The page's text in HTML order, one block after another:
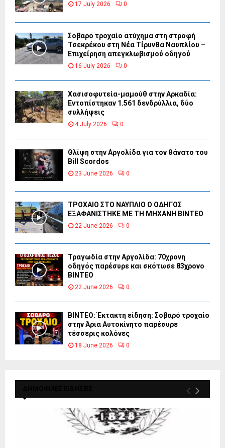
17 July 2026 0
Σοβαρό τροχαίο ατύχημα στη στροφή
Τσεκρέκου στη Νέα Τίρυνθα Ναυπλίου –
Επιχείρηση απεγκλωβισμού οδηγού
16 July 2026 0
Χασισοφυτεία-μαμούθ στην Αρκαδία:
Εντοπίστηκαν 1.561 δενδρύλλια, δύο
συλλήψεις
4 July 2026 0
Θλίψη στην Αργολίδα για τον θάνατο του
Bill Scordos
23 June 2026 0
ΤΡΟΧΑΙΟ ΣΤΟ ΝΑΥΠΛΙΟ Ο ΟΔΗΓΟΣ
ΕΞΑΦΑΝΙΣΤΗΚΕ ΜΕ ΤΗ ΜΗΧΑΝΗ ΒΙΝΤΕΟ
22 June 2026 0
Τραγωδία στην Αργολίδα: 70χρονη
οδηγός παρέσυρε και σκότωσε 83χρονο
ΒΙΝΤΕΟ
22 June 2026 0
ΒΙΝΤΕΟ: Έκτακτη είδηση: Σοβαρό τροχαίο
στην Άρια Αυτοκίνητο παρέσυρε
τέσσερις κολόνες
18 June 2026 0